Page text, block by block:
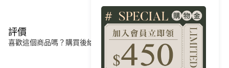
評價
喜歡這個商品嗎？購買後給他一個好評吧